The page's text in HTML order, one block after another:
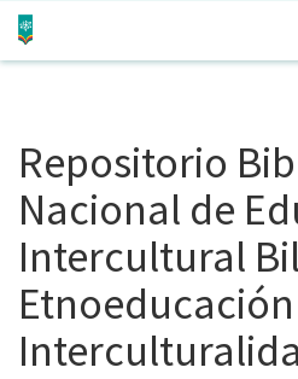
Repositorio
Nacional de
Intercultural